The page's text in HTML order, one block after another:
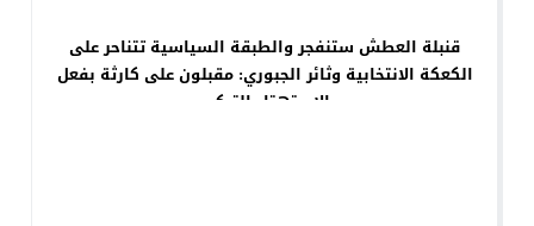
قنبلة العطش ستنفجر والطبقة السياسية تتناحر على
الكعكة الانتخابية وثائر الجبوري: مقبلون على كارثة بفعل
الاستهتار التركي